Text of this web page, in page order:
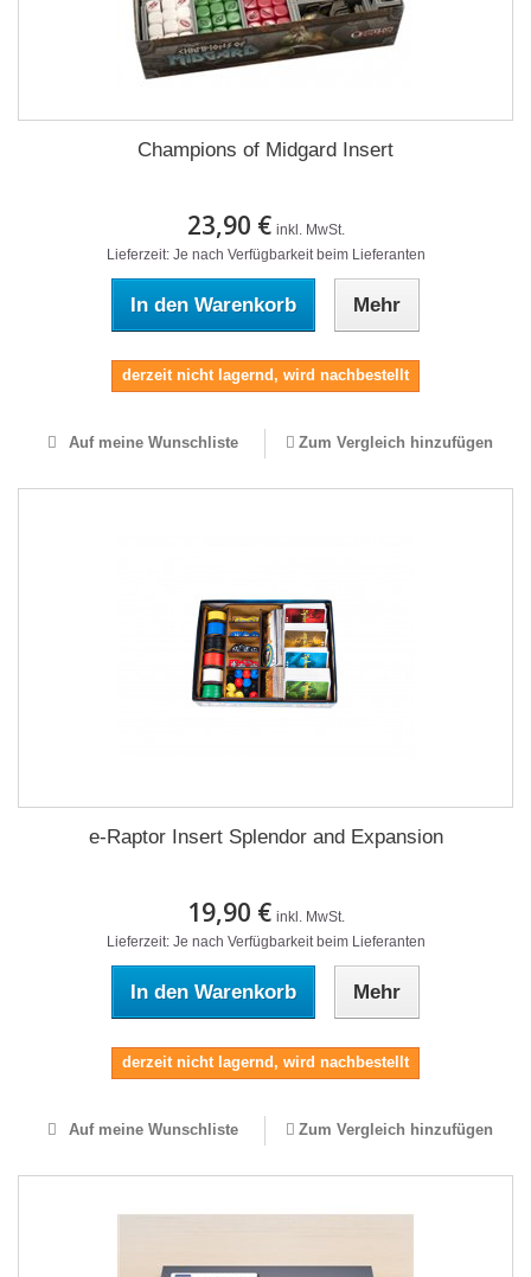
Champions of Midgard Insert
23,90 € inkl. MwSt.
Lieferzeit: Je nach Verfügbarkeit beim Lieferanten
In den Warenkorb Mehr
derzeit nicht lagernd, wird nachbestellt
Auf meine Wunschliste Zum Vergleich hinzufügen
e-Raptor Insert Splendor and Expansion
19,90 € inkl. MwSt.
Lieferzeit: Je nach Verfügbarkeit beim Lieferanten
In den Warenkorb Mehr
derzeit nicht lagernd, wird nachbestellt
Auf meine Wunschliste Zum Vergleich hinzufügen